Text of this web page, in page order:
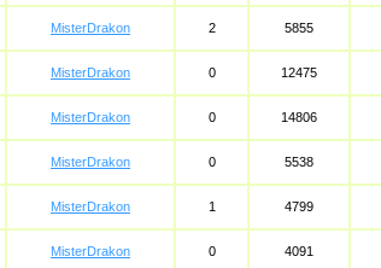
MisterDrakon 2 5855
MisterDrakon 0 12475
MisterDrakon 0 14806
MisterDrakon 0 5538
MisterDrakon 1 4799
MisterDrakon 0 4091